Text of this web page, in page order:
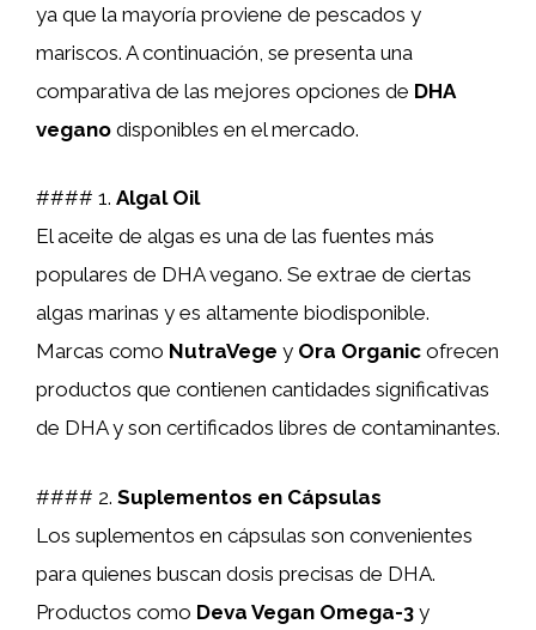
ya que la mayoría proviene de pescados y
mariscos. A continuación, se presenta una
comparativa de las mejores opciones de DHA
vegano disponibles en el mercado.
#### 1. Algal Oil
El aceite de algas es una de las fuentes más
populares de DHA vegano. Se extrae de ciertas
algas marinas y es altamente biodisponible.
Marcas como NutraVege y Ora Organic ofrecen
productos que contienen cantidades significativas
de DHA y son certificados libres de contaminantes.
#### 2. Suplementos en Cápsulas
Los suplementos en cápsulas son convenientes
para quienes buscan dosis precisas de DHA.
Productos como Deva Vegan Omega-3 y